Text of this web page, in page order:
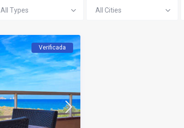
All Types All Cities
Verificada